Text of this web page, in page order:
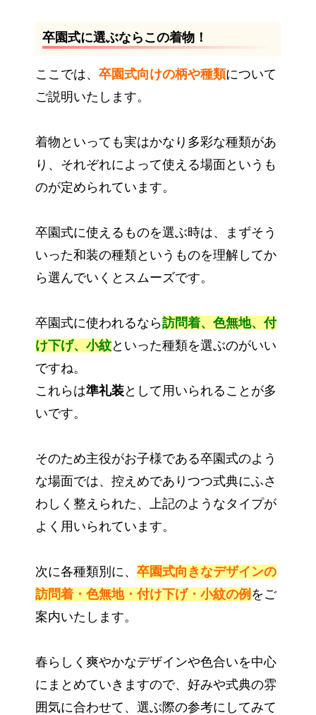
卒園式に選ぶならこの着物！
ここでは、 卒園式向けの柄や種類について
ご説明いたします。
着物といっても実はかなり多彩な種類があ
り、それぞれによって使える場面というも
のが定められています。
卒園式に使えるものを選ぶ時は、まずそう
いった和装の種類というものを理解してか
ら選んでいくとスムーズです。
卒園式に使われるなら訪問着、色無地、付
け下げ、小紋といった種類を選ぶのがいい
ですね。
これらは準礼装として用いられることが多
いです。
そのため主役がお子様である卒園式のよう
な場面では、控えめでありつつ式典にふさ
わしく整えられた、上記のようなタイプが
よく用いられています。
次に各種類別に、 卒園式向きなデザインの
訪問着・色無地・付け下げ・小紋の例 をご
案内いたします。
春らしく爽やかなデザインや色合いを中心
にまとめていきますので、好みや式典の雰
囲気に合わせて、選ぶ際の参考にしてみて